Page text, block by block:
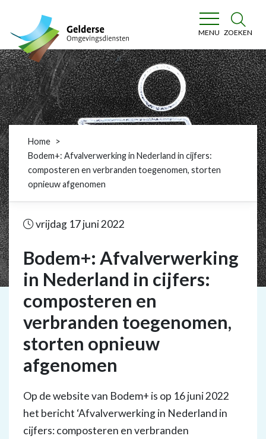
Gelderse Omgevingsdiensten
MENU ZOEKEN
Home
Bodem+: Afvalverwerking in Nederland in cijfers:
composteren en verbranden toegenomen, storten
opnieuw afgenomen
vrijdag 17 juni 2022
Bodem+: Afvalverwerking
in Nederland in cijfers:
composteren en
verbranden toegenomen,
storten opnieuw
afgenomen
Op de website van Bodem+ is op 16 juni 2022
het bericht ‘Afvalverwerking in Nederland in
cijfers: composteren en verbranden